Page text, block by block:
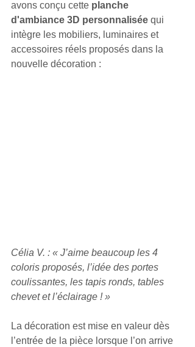
avons conçu cette planche
d'ambiance 3D personnalisée qui
intègre les mobiliers, luminaires et
accessoires réels proposés dans la
nouvelle décoration :
Célia V. : « J’aime beaucoup les 4
coloris proposés, l’idée des portes
coulissantes, les tapis ronds, tables
chevet et l’éclairage ! »
La décoration est mise en valeur dès
l’entrée de la pièce lorsque l’on arrive